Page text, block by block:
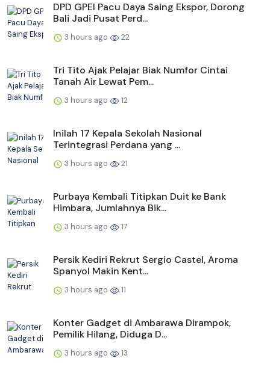
DPD GPEI Pacu Daya Saing Ekspor, Dorong
Bali Jadi Pusat Perd...
3 hours ago 22
Tri Tito Ajak Pelajar Biak Numfor Cintai
Tanah Air Lewat Pem...
3 hours ago 12
Inilah 17 Kepala Sekolah Nasional
Terintegrasi Perdana yang ...
3 hours ago 21
Purbaya Kembali Titipkan Duit ke Bank
Himbara, Jumlahnya Bik...
3 hours ago 17
Persik Kediri Rekrut Sergio Castel, Aroma
Spanyol Makin Kent...
3 hours ago 11
Konter Gadget di Ambarawa Dirampok,
Pemilik Hilang, Diduga D...
3 hours ago 13